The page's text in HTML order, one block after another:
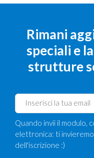
Rimani
speciali e
strutture
Quando invii il modulo,
elettronica: ti
dell'iscrizione :)